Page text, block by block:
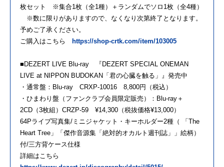
枚セット ※集合1枚（全1種）＋ランダムでソロ1枚（全4種）
※数に限りがありますので、なくなり次第終了となります。
予めご了承ください。
ご購入はこちら
https://shop-crtk.com/item/103005
■DEZERT LIVE Blu-ray 『DEZERT SPECIAL ONEMAN
LIVE at NIPPON BUDOKAN「君の心臓を触る」』発売中
・通常盤：Blu-ray CRXP-10016 8,800円（税込）
・ひまわり盤（ファンクラブ会員限定販売）：Blu-ray＋
2CD（3枚組）CRZP-59 ¥14,300（税抜価格¥13,000）
64Pライブ写真集/ミニジャケット・キーホルダー2種（ 「The
Heart Tree」「傑作音源集「絶対的オカルト週刊誌」」絵柄）
付/三方背ケース仕様
詳細はこちら